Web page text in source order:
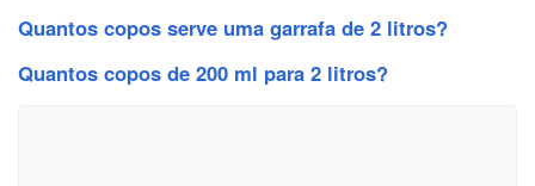
Quantos copos serve uma garrafa de 2 litros?
Quantos copos de 200 ml para 2 litros?